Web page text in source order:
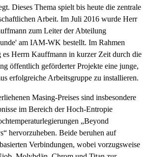
Dieses Thema spielt bis heute die zentrale
Arbeit. Im Juli 2016 wurde Herr
zum Leiter der Abteilung
am IAM-WK bestellt. Im Rahmen
es Herrn Kauffmann in kurzer Zeit durch die
öffentlich geförderter Projekte eine junge,
erfolgreiche Arbeitsgruppe zu installieren.
Masing-Preises sind insbesondere
im Bereich der Hoch-Entropie
„Beyond
hervorzuheben. Beide beruhen auf
Verbindungen, wobei vorzugsweise